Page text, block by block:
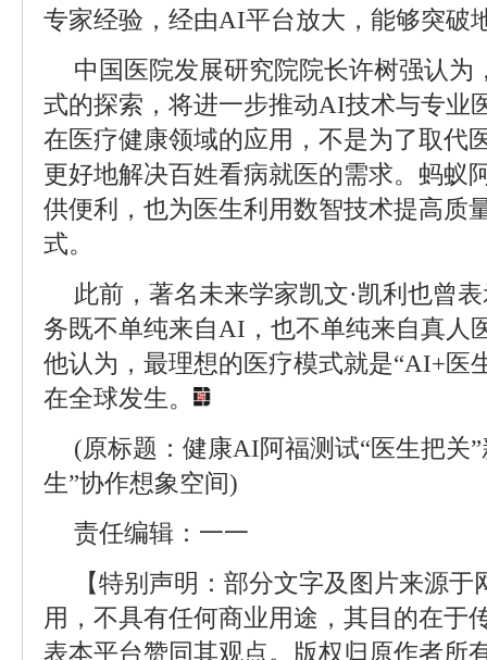
专家经验，经由AI平台放大，能够突破
中国医院发展研究院院长许树强认
式的探索，将进一步推动AI技术与专业
在医疗健康领域的应用，不是为了取代
更好地解决百姓看病就医的需求。蚂蚁
供便利，也为医生利用数智技术提高质
式。
此前，著名未来学家凯文·凯利也曾
务既不单纯来自AI，也不单纯来自真人
他认为，最理想的医疗模式就是“AI+医
在全球发生。
(原标题：健康AI阿福测试“医生把关
生”协作想象空间)
责任编辑：一一
【特别声明：部分文字及图片来源
用，不具有任何商业用途，其目的在于
表本平台赞同其观点。版权归原作者所